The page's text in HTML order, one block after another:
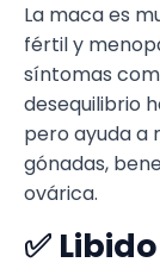
La maca es
fértil y
síntomas
desequilibrio
pero ayuda a
gónadas,
ovárica.
✅